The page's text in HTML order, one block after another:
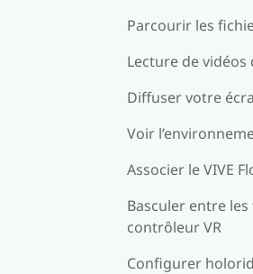
Parcourir les
Lecture de
Diffuser votre
Voir
Associer le VIVE
Basculer entre
contrôleur VR
Configurer